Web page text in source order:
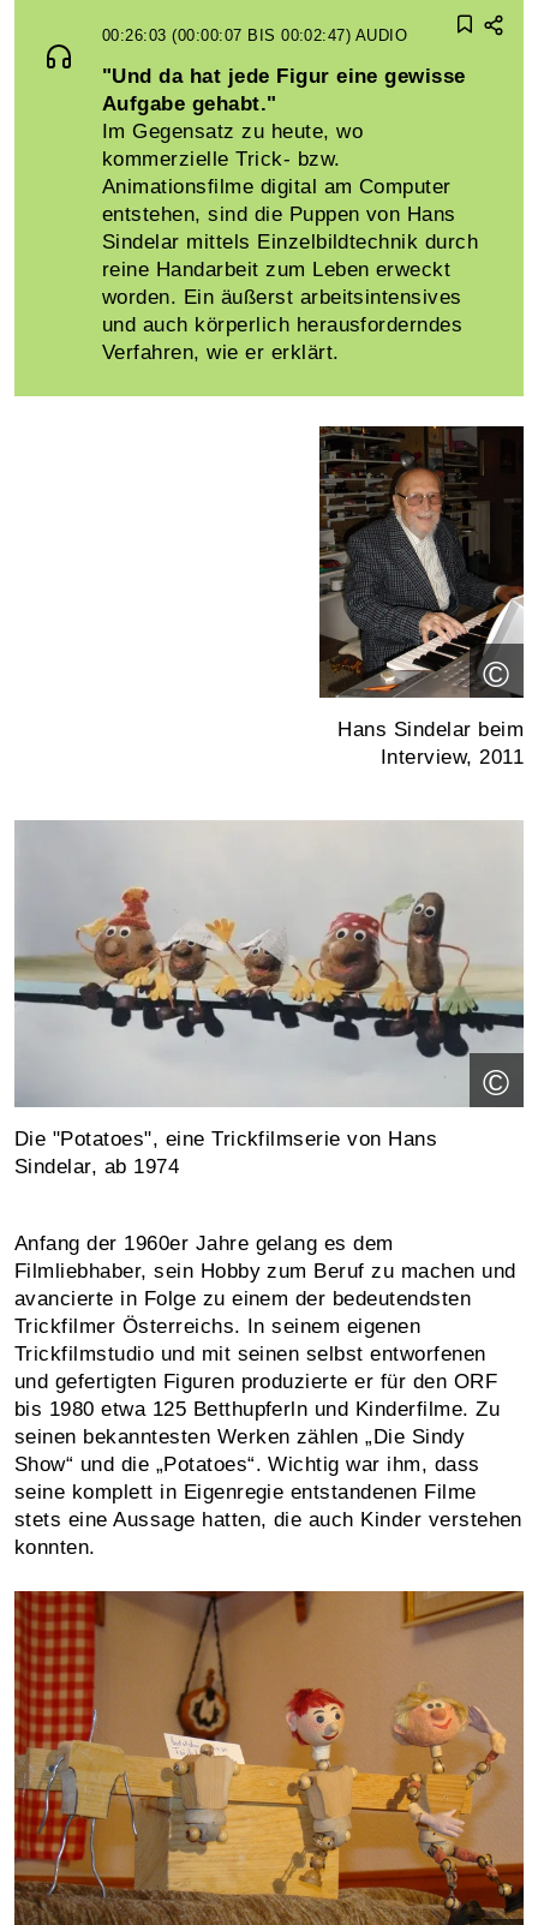
00:26:03 (00:00:07 BIS 00:02:47) AUDIO
"Und da hat jede Figur eine gewisse
Aufgabe gehabt."
Im Gegensatz zu heute, wo
kommerzielle Trick- bzw.
Animationsfilme digital am Computer
entstehen, sind die Puppen von Hans
Sindelar mittels Einzelbildtechnik durch
reine Handarbeit zum Leben erweckt
worden. Ein äußerst arbeitsintensives
und auch körperlich herausforderndes
Verfahren, wie er erklärt.
©
Hans Sindelar beim
Interview, 2011
©
Die "Potatoes", eine Trickfilmserie von Hans
Sindelar, ab 1974
Anfang der 1960er Jahre gelang es dem
Filmliebhaber, sein Hobby zum Beruf zu machen und
avancierte in Folge zu einem der bedeutendsten
Trickfilmer Österreichs. In seinem eigenen
Trickfilmstudio und mit seinen selbst entworfenen
und gefertigten Figuren produzierte er für den ORF
bis 1980 etwa 125 Betthupferln und Kinderfilme. Zu
seinen bekanntesten Werken zählen „Die Sindy
Show“ und die „Potatoes“. Wichtig war ihm, dass
seine komplett in Eigenregie entstandenen Filme
stets eine Aussage hatten, die auch Kinder verstehen
konnten.